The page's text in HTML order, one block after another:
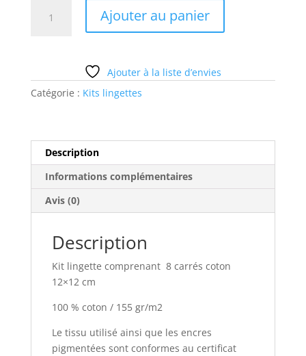
Kit
lingette
Ajouter au panier
Ajouter à la liste d’envies
Catégorie : Kits lingettes
Description
Informations complémentaires
Avis (0)
Description
Kit lingette comprenant 8 carrés coton
12×12 cm
100 % coton / 155 gr/m2
Le tissu utilisé ainsi que les encres
pigmentées sont conformes au certificat